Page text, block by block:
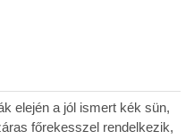
elején a jól ismert kék sün,
főrekesszel rendelkezik,